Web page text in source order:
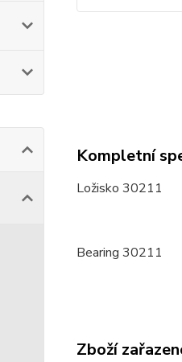
Kompletní
Ložisko 30211
Bearing 30211
Zboží